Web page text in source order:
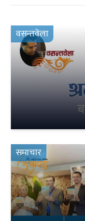
वसन्तवेला
समाचार